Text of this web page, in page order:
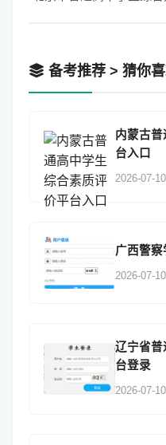
备考推荐 > 猜你
内蒙古
台入口
2026-07-10
广西警
2026-07-10
辽宁省普
台登录
2026-07-10